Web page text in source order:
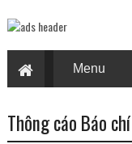
Thông cáo Báo